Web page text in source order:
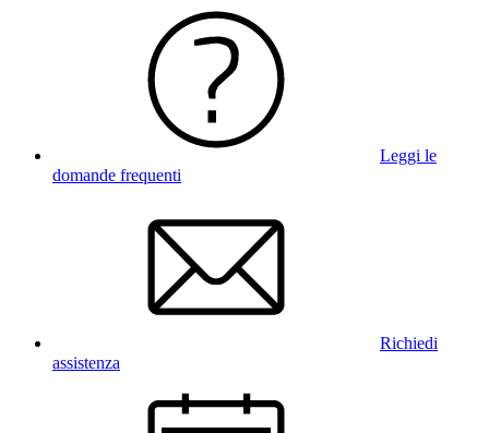
Leggi le
domande frequenti
Richiedi
assistenza